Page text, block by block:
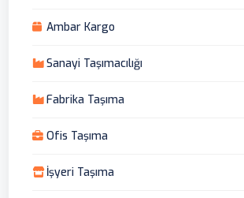
Ambar Kargo
Sanayi Taşımacılığı
Fabrika Taşıma
Ofis Taşıma
İşyeri Taşıma